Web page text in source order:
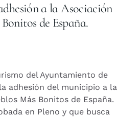
a la Asociación
de España.
del Ayuntamiento de
adhesión del municipio a la
Más Bonitos de España.
en Pleno y que busca